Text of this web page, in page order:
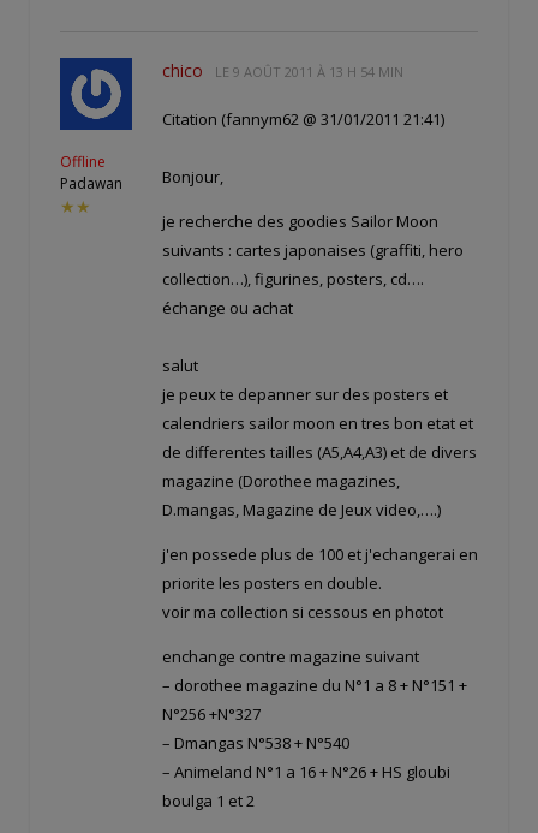
Offline
Padawan
★★
chico LE 9 AOÛT 2011 À 13 H 54 MIN
Citation (fannym62 @ 31/01/2011 21:41)
Bonjour,
je recherche des goodies Sailor Moon
suivants : cartes japonaises (graffiti, hero
collection…), figurines, posters, cd….
échange ou achat
salut
je peux te depanner sur des posters et
calendriers sailor moon en tres bon etat et
de differentes tailles (A5,A4,A3) et de divers
magazine (Dorothee magazines,
D.mangas, Magazine de Jeux video,….)
j'en possede plus de 100 et j'echangerai en
priorite les posters en double.
voir ma collection si cessous en photot
enchange contre magazine suivant
– dorothee magazine du N°1 a 8 + N°151 +
N°256 +N°327
– Dmangas N°538 + N°540
– Animeland N°1 a 16 + N°26 + HS gloubi
boulga 1 et 2